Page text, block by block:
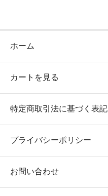
ホーム
カートを見る
特定商取引法に基づく表記
プライバシーポリシー
お問い合わせ